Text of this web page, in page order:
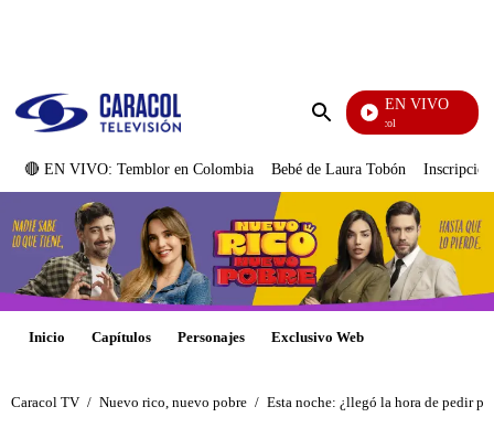
Enviar
EN VIVO
Noticias Caracol
🔴 EN VIVO: Temblor en Colombia Bebé de Laura Tobón
Inicio Capítulos Personajes Exclusivo Web
Caracol TV / Nuevo rico, nuevo pobre / Esta noche: ¿llegó la hora de pedir